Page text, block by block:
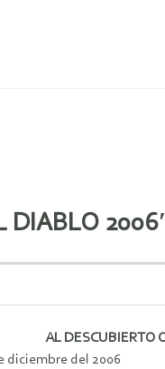
DIABLO
AL DESCUBIERTO
diciembre del 2006